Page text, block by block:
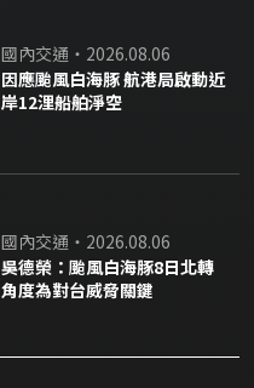
國內交通・2026.08.06
因應颱風白海豚 航港局啟動近
岸12浬船舶淨空
國內交通・2026.08.06
吳德榮：颱風白海豚8日北轉
角度為對台威脅關鍵